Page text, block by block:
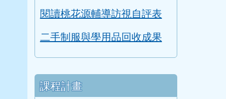
閱讀桃花源輔導訪視自評表
二手制服與學用品回收成果
課程計畫